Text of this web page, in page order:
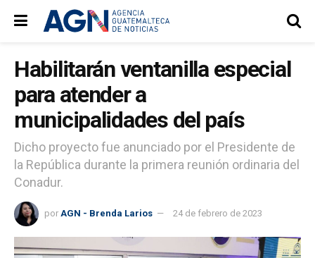
Habilitarán ventanilla especial
para atender a
municipalidades del país
Dicho proyecto fue anunciado por el Presidente de
la República durante la primera reunión ordinaria del
Conadur.
por AGN - Brenda Larios 24 de febrero de 2023